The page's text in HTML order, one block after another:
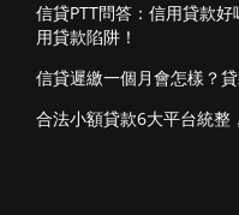
信貸PTT問答：信用貸款
用貸款陷阱！
信貸遲繳一個月會怎樣？
合法小額貸款6大平台統整